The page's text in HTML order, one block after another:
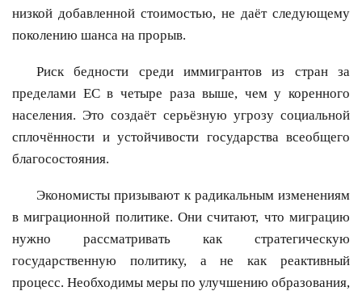
низкой добавленной стоимостью, не даёт следующему
поколению шанса на прорыв.
Риск бедности среди иммигрантов из стран за
пределами ЕС в четыре раза выше, чем у коренного
населения. Это создаёт серьёзную угрозу социальной
сплочённости и устойчивости государства всеобщего
благосостояния.
Экономисты призывают к радикальным изменениям
в миграционной политике. Они считают, что миграцию
нужно рассматривать как стратегическую
государственную политику, а не как реактивный
процесс. Необходимы меры по улучшению образования,